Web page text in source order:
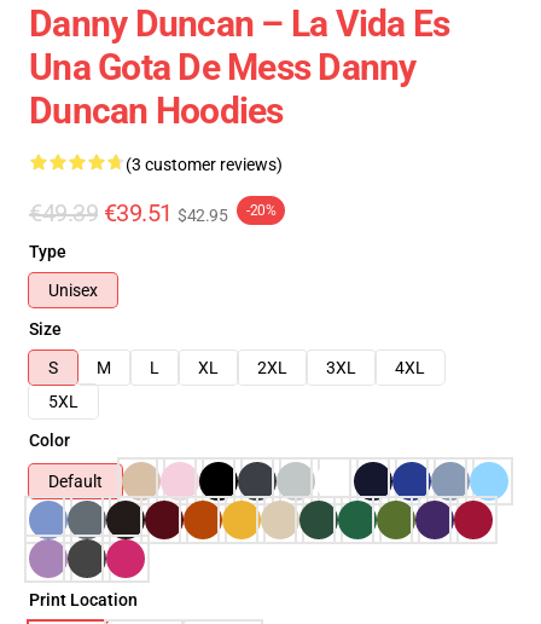
Danny Duncan – La Vida Es
Una Gota De Mess Danny
Duncan Hoodies
(3 customer reviews)
€49.39 €39.51 $42.95 -20%
Type
Unisex
Size
S
M L XL 2XL 3XL
4XL
5XL
Color
Default
Print Location